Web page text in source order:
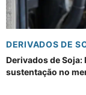
DERIVADOS DE
Derivados de
sustentação no